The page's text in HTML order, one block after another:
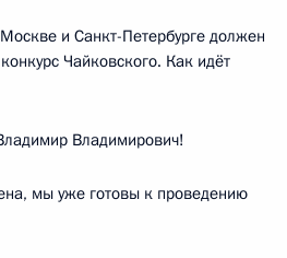
и Санкт-Петербурге должен
Чайковского. Как идёт
Владимирович!
мы уже готовы к проведению